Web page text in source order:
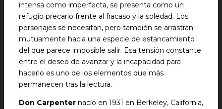
intensa como imperfecta, se presenta como un
refugio precario frente al fracaso y la soledad. Los
personajes se necesitan, pero también se arrastran
mutuamente hacia una especie de estancamiento
del que parece imposible salir. Esa tensión constante
entre el deseo de avanzar y la incapacidad para
hacerlo es uno de los elementos que más
permanecen tras la lectura.
Don Carpenter nació en 1931 en Berkeley, California,